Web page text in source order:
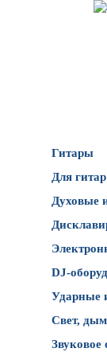
Гитары
Для гитар
Духовые
DJ-
Ударные
Свет,
Звуковое